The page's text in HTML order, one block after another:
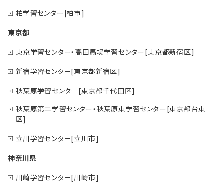
柏学習センター[柏市]
東京都
東京学習センター・高田馬場学習センター[東京都新宿区]
新宿学習センター[東京都新宿区]
秋葉原学習センター[東京都千代田区]
秋葉原第二学習センター・秋葉原東学習センター[東京都台東
区]
立川学習センター[立川市]
神奈川県
川崎学習センター[川崎市]